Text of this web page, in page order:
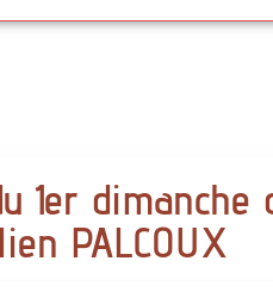
1er dimanche
PALCOUX